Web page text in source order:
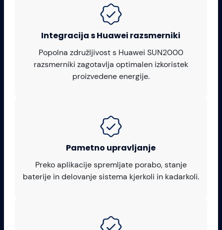
Integracija s Huawei razsmerniki
Popolna združljivost s Huawei SUN2000
razsmerniki zagotavlja optimalen izkoristek
proizvedene energije.
Pametno upravljanje
Preko aplikacije spremljate porabo, stanje
baterije in delovanje sistema kjerkoli in kadarkoli.